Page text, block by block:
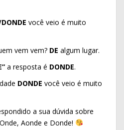
você veio é muito
vem vem? DE algum lugar.
a resposta é DONDE.
DONDE você veio é muito
a sua dúvida sobre
Aonde e Donde!